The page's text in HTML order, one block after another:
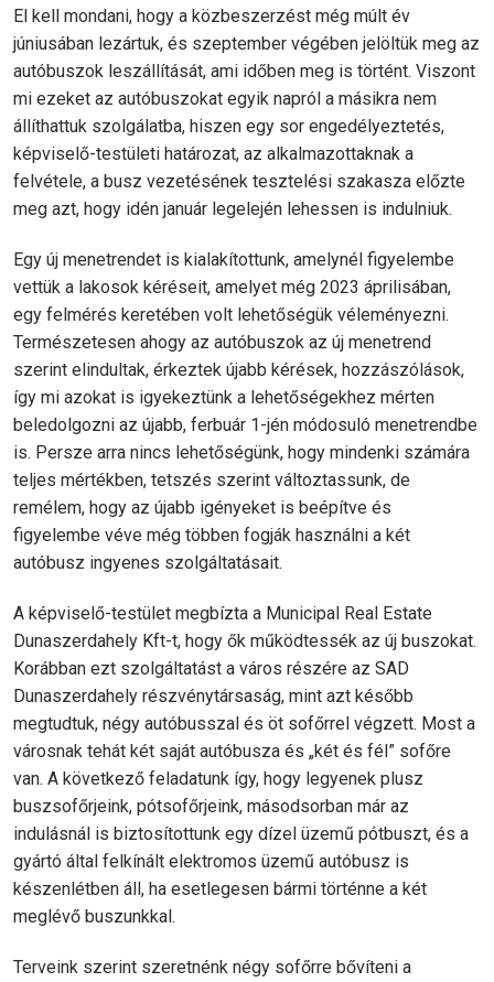
El kell mondani, hogy a közbeszerzést még múlt év
júniusában lezártuk, és szeptember végében jelöltük meg az
autóbuszok leszállítását, ami időben meg is történt. Viszont
mi ezeket az autóbuszokat egyik napról a másikra nem
állíthattuk szolgálatba, hiszen egy sor engedélyeztetés,
képviselő-testületi határozat, az alkalmazottaknak a
felvétele, a busz vezetésének tesztelési szakasza előzte
meg azt, hogy idén január legelején lehessen is indulniuk.
Egy új menetrendet is kialakítottunk, amelynél figyelembe
vettük a lakosok kéréseit, amelyet még 2023 áprilisában,
egy felmérés keretében volt lehetőségük véleményezni.
Természetesen ahogy az autóbuszok az új menetrend
szerint elindultak, érkeztek újabb kérések, hozzászólások,
így mi azokat is igyekeztünk a lehetőségekhez mérten
beledolgozni az újabb, ferbuár 1-jén módosuló menetrendbe
is. Persze arra nincs lehetőségünk, hogy mindenki számára
teljes mértékben, tetszés szerint változtassunk, de
remélem, hogy az újabb igényeket is beépítve és
figyelembe véve még többen fogják használni a két
autóbusz ingyenes szolgáltatásait.
A képviselő-testület megbízta a Municipal Real Estate
Dunaszerdahely Kft-t, hogy ők működtessék az új buszokat.
Korábban ezt szolgáltatást a város részére az SAD
Dunaszerdahely részvénytársaság, mint azt később
megtudtuk, négy autóbusszal és öt sofőrrel végzett. Most a
városnak tehát két saját autóbusza és „két és fél” sofőre
van. A következő feladatunk így, hogy legyenek plusz
buszsofőrjeink, pótsofőrjeink, másodsorban már az
indulásnál is biztosítottunk egy dízel üzemű pótbuszt, és a
gyártó által felkínált elektromos üzemű autóbusz is
készenlétben áll, ha esetlegesen bármi történne a két
meglévő buszunkkal.
Terveink szerint szeretnénk négy sofőrre bővíteni a